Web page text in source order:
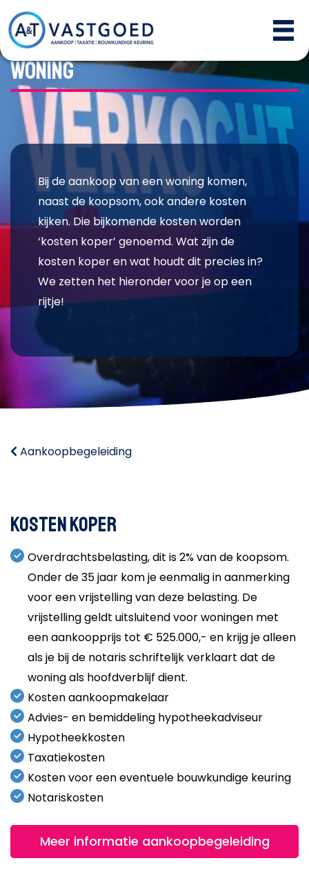
Kosten voor aankopen van een
woning
Bij de aankoop van een woning komen,
naast de koopsom, ook andere kosten
kijken. Die bijkomende kosten worden
‘kosten koper’ genoemd. Wat zijn de
kosten koper en wat houdt dit precies in?
We zetten het hieronder voor je op een
rijtje!
Aankoopbegeleiding
Kosten koper
Overdrachtsbelasting, dit is 2% van de koopsom.
Onder de 35 jaar kom je eenmalig in aanmerking
voor een vrijstelling van deze belasting. De
vrijstelling geldt uitsluitend voor woningen met
een aankoopprijs tot € 525.000,- en krijg je alleen
als je bij de notaris schriftelijk verklaart dat de
woning als hoofdverblijf dient.
Kosten aankoopmakelaar
Advies- en bemiddeling hypotheekadviseur
Hypotheekkosten
Taxatiekosten
Kosten voor een eventuele bouwkundige keuring
Notariskosten
Meer informatie aankoopbegeleiding